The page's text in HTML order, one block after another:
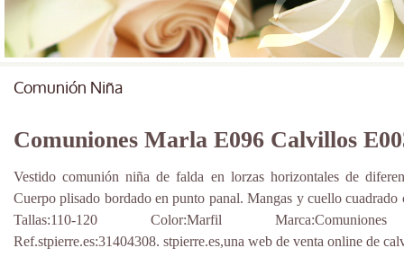
Comunión Niña
Comuniones Marla E096 Calvillos
Vestido comunión niña de falda en lorzas horizontales de
Cuerpo plisado bordado en punto panal. Mangas y cuello
Tallas:110-120 Color:Marfil
Ref.stpierre.es:31404308. stpierre.es,una web de venta online de